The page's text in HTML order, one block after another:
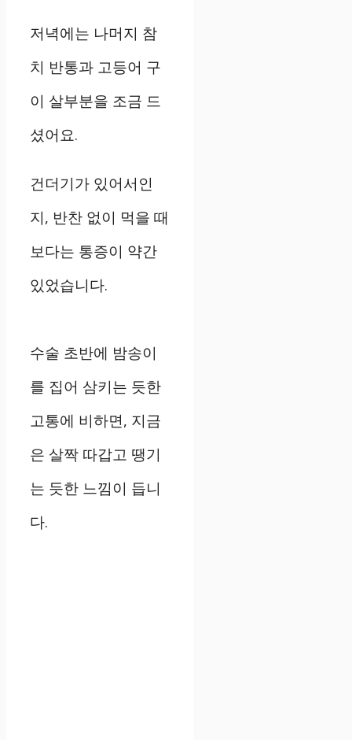
저녁에는 나머지 참
치 반통과 고등어 구
이 살부분을 조금 드
셨어요.
건더기가 있어서인
지, 반찬 없이 먹을 때
보다는 통증이 약간
있었습니다.
수술 초반에 밤송이
를 집어 삼키는 듯한
고통에 비하면, 지금
은 살짝 따갑고 땡기
는 듯한 느낌이 듭니
다.